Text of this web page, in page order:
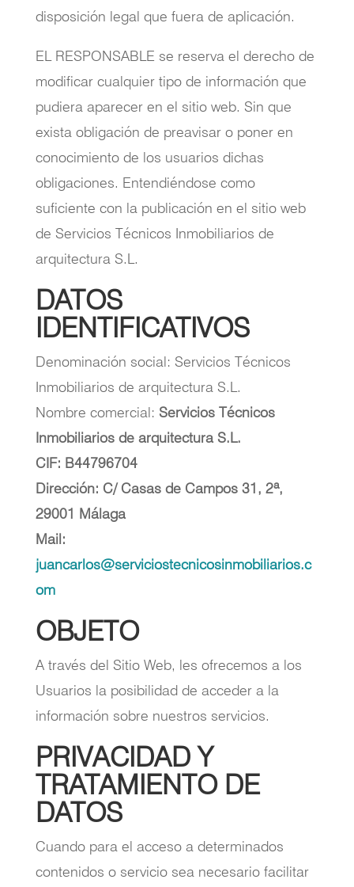
disposición legal que fuera de aplicación.
EL RESPONSABLE se reserva el derecho de
modificar cualquier tipo de información que
pudiera aparecer en el sitio web. Sin que
exista obligación de preavisar o poner en
conocimiento de los usuarios dichas
obligaciones. Entendiéndose como
suficiente con la publicación en el sitio web
de Servicios Técnicos Inmobiliarios de
arquitectura S.L.
DATOS
IDENTIFICATIVOS
Denominación social: Servicios Técnicos
Inmobiliarios de arquitectura S.L.
Nombre comercial: Servicios Técnicos
Inmobiliarios de arquitectura S.L.
CIF: B44796704
Dirección: C/ Casas de Campos 31, 2ª,
29001 Málaga
Mail:
juancarlos@serviciostecnicosinmobiliarios.c
om
OBJETO
A través del Sitio Web, les ofrecemos a los
Usuarios la posibilidad de acceder a la
información sobre nuestros servicios.
PRIVACIDAD Y
TRATAMIENTO DE
DATOS
Cuando para el acceso a determinados
contenidos o servicio sea necesario facilitar